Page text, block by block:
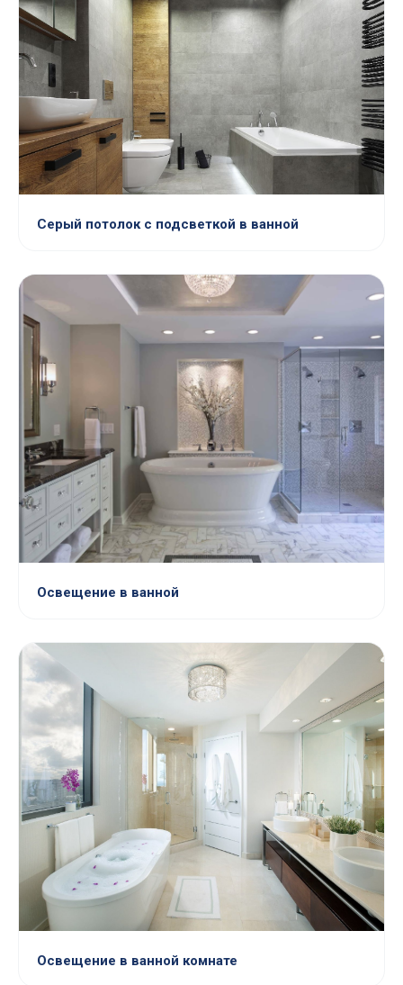
Серый потолок с подсветкой в ванной
Освещение в ванной
Освещение в ванной комнате